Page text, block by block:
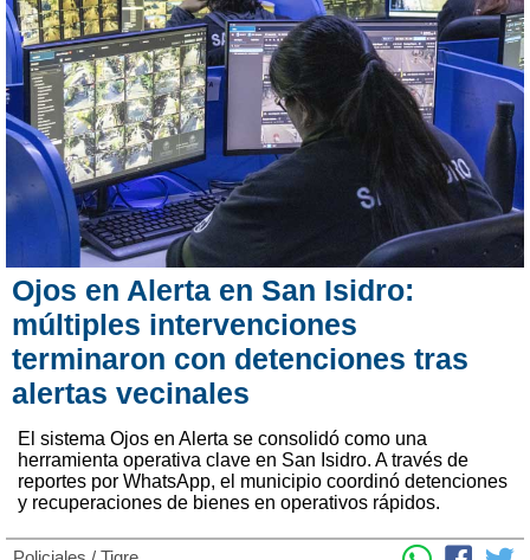
Ojos en Alerta en San Isidro:
múltiples intervenciones
terminaron con detenciones tras
alertas vecinales
El sistema Ojos en Alerta se consolidó como una
herramienta operativa clave en San Isidro. A través de
reportes por WhatsApp, el municipio coordinó detenciones
y recuperaciones de bienes en operativos rápidos.